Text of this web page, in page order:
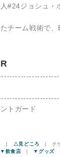
#24ジョシュ・
チーム戦術で
トガード
| △見どころ | チ
▼飲食店 | ▼グッズ